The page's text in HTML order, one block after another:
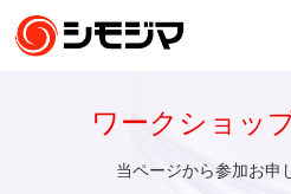
ワークショッ
当ページから参加お申